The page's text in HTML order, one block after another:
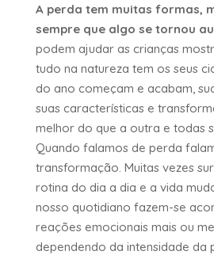
A perda tem muitas formas,
sempre que algo se tornou
podem ajudar as crianças
tudo na natureza tem os seus
do ano começam e acabam,
suas características e
melhor do que a outra e todas
Quando falamos de perda
transformação. Muitas vezes
rotina do dia a dia e a vida
nosso quotidiano fazem-se
reações emocionais mais ou
dependendo da intensidade da